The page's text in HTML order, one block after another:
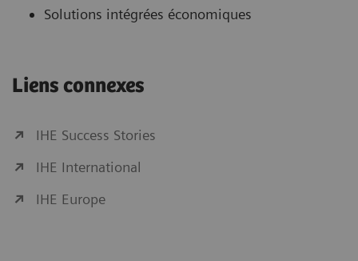
Solutions intégrées économiques
Liens connexes
IHE Success Stories
IHE International
IHE Europe